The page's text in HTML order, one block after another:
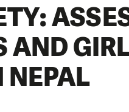
AND
NEPAL